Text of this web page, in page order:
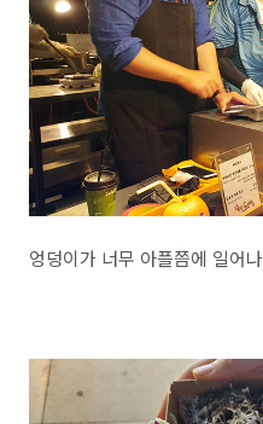
엉덩이가 너무 아플쯤에 일어